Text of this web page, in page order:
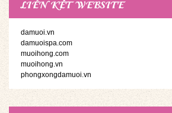
LIÊN KẾT WEBSITE
damuoi.vn
damuoispa.com
muoihong.com
muoihong.vn
phongxongdamuoi.vn